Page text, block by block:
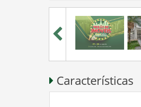
Características